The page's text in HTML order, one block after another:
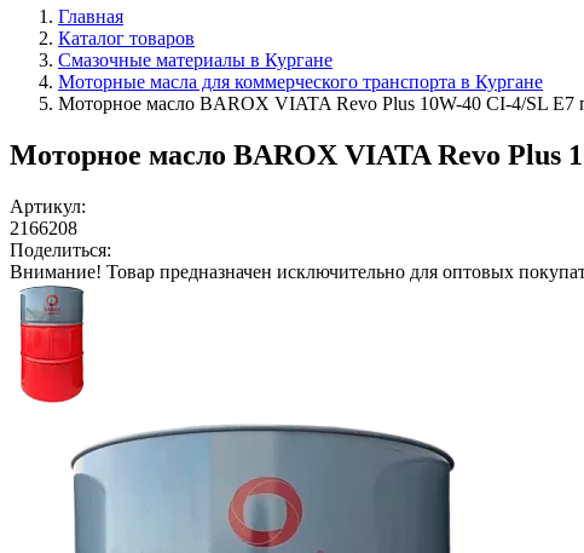
Главная
Каталог товаров
Смазочные материалы в Кургане
Моторные масла для коммерческого транспорта в Кургане
Моторное масло BAROX VIATA Revo Plus 10W-40 CI-4/SL E7
Моторное масло BAROX VIATA Revo Plus
Артикул:
2166208
Поделиться:
Внимание! Товар предназначен исключительно для оптовых